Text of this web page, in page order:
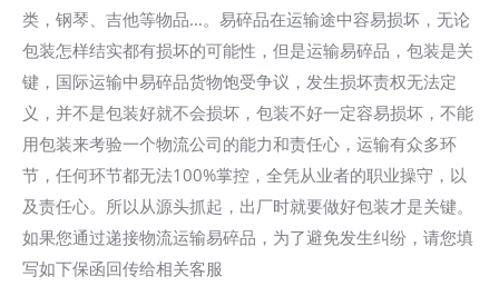
类，钢琴、吉他等物品…。易碎品在运输途中容易损坏，无论
包装怎样结实都有损坏的可能性，但是运输易碎品，包装是关
键，国际运输中易碎品货物饱受争议，发生损坏责权无法定
义，并不是包装好就不会损坏，包装不好一定容易损坏，不能
用包装来考验一个物流公司的能力和责任心，运输有众多环
节，任何环节都无法100%掌控，全凭从业者的职业操守，以
及责任心。所以从源头抓起，出厂时就要做好包装才是关键。
如果您通过递接物流运输易碎品，为了避免发生纠纷，请您填
写如下保函回传给相关客服